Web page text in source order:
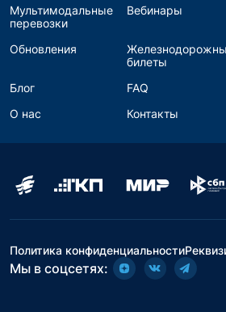
Мультимодальные
перевозки
Вебинары
Обновления
билеты
Блог FAQ
О нас
Контакты
Политика конфиденциальности
Мы в соцсетях: